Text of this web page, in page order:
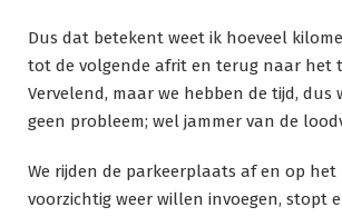
Dus dat betekent weet ik hoeveel
tot de volgende afrit en terug naar het
Vervelend, maar we hebben de tijd,
geen probleem; wel jammer van de
We rijden de parkeerplaats af en op
voorzichtig weer willen invoegen, stopt